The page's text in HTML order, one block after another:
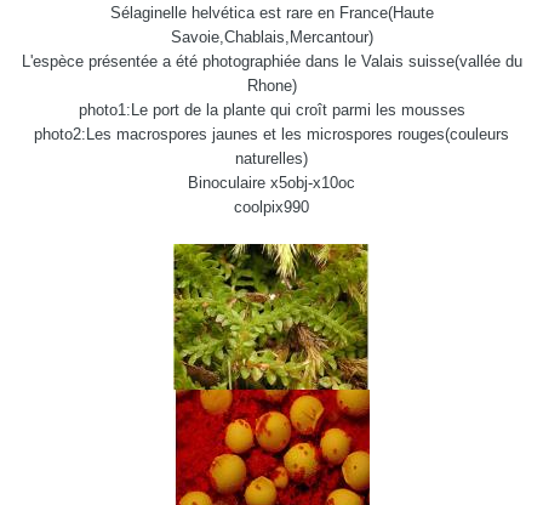
Sélaginelle helvética est rare en France(Haute
Savoie,Chablais,Mercantour)
L'espèce présentée a été photographiée dans le Valais suisse(vallée du
Rhone)
photo1:Le port de la plante qui croît parmi les mousses
photo2:Les macrospores jaunes et les microspores rouges(couleurs
naturelles)
Binoculaire x5obj-x10oc
coolpix990